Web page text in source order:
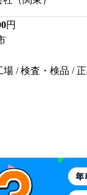
円
場 / 検査・検品 /